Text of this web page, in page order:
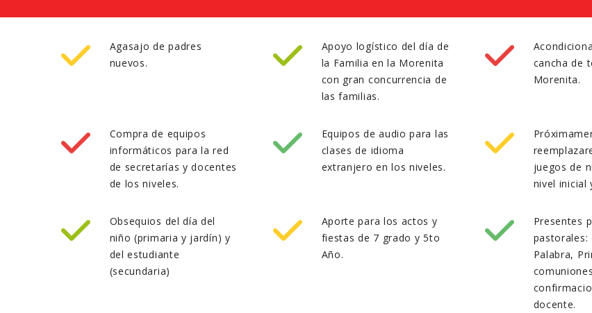
Agasajo de padres
nuevos.
Apoyo logístico del día de
la Familia en la Morenita
con gran concurrencia de
las familias.
cancha de
Morenita.
Compra de equipos
informáticos para la red
de secretarías y docentes
de los niveles.
Equipos de audio para las
clases de idioma
extranjero en los niveles.
juegos de
nivel inicial
Obsequios del día del
niño (primaria y jardín) y
del estudiante
(secundaria)
Aporte para los actos y
fiestas de 7 grado y 5to
Año.
Presentes
pastorales:
Palabra,
docente.